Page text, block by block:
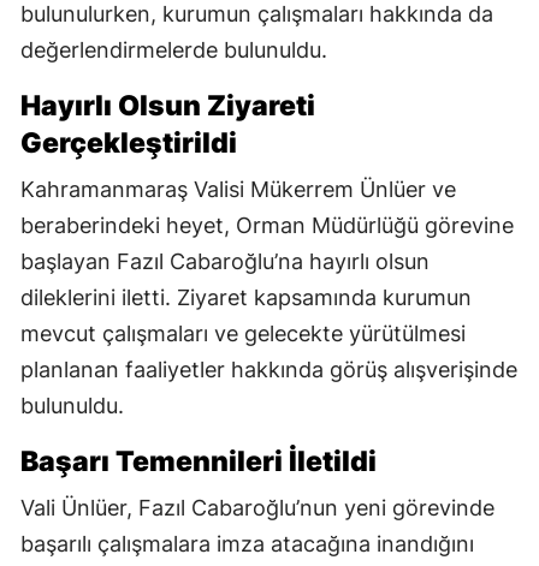
bulunulurken, kurumun çalışmaları hakkında da
değerlendirmelerde bulunuldu.
Hayırlı Olsun Ziyareti
Gerçekleştirildi
Kahramanmaraş Valisi Mükerrem Ünlüer ve
beraberindeki heyet, Orman Müdürlüğü görevine
başlayan Fazıl Cabaroğlu’na hayırlı olsun
dileklerini iletti. Ziyaret kapsamında kurumun
mevcut çalışmaları ve gelecekte yürütülmesi
planlanan faaliyetler hakkında görüş alışverişinde
bulunuldu.
Başarı Temennileri İletildi
Vali Ünlüer, Fazıl Cabaroğlu’nun yeni görevinde
başarılı çalışmalara imza atacağına inandığını